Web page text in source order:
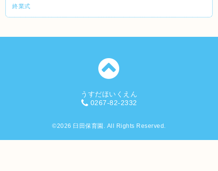
終業式
うすだほいくえん
0267-82-2332
©2026 臼田保育園 . All Rights Reserved.